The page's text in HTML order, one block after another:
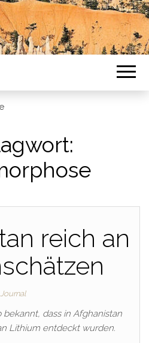
reich an
Journal
dass in Afghanistan
Lithium entdeckt wurden.